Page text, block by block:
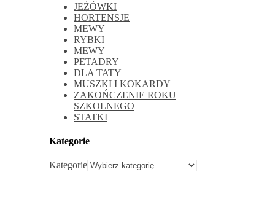
JEŻÓWKI
HORTENSJE
MEWY
RYBKI
MEWY
PETADRY
DLA TATY
MUSZKI I KOKARDY
ZAKOŃCZENIE ROKU
SZKOLNEGO
STATKI
Kategorie
Kategorie